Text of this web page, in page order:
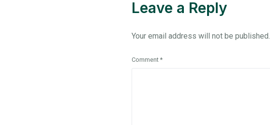
Leave a Reply
Your email address will not be published.
Comment *